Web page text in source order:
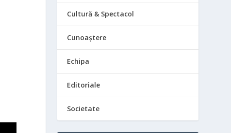
Cultură & Spectacol
Cunoaștere
Echipa
Editoriale
Societate